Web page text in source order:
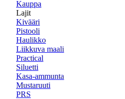
Kauppa
Lajit
Kivääri
Pistooli
Haulikko
Liikkuva maali
Practical
Siluetti
Kasa-ammunta
Mustaruuti
PRS